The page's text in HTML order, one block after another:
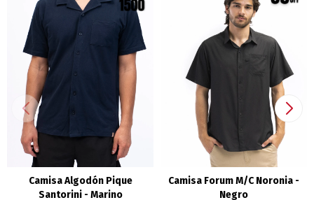
Camisa Algodón Pique
Santorini - Marino
Camisa Forum M/C Noronia -
Negro